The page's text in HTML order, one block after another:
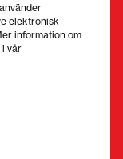
elektronisk
information om
i vår